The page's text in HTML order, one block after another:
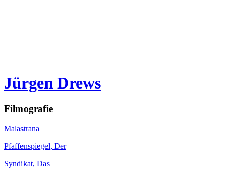
Jürgen Drews
Filmografie
Malastrana
Pfaffenspiegel, Der
Syndikat, Das